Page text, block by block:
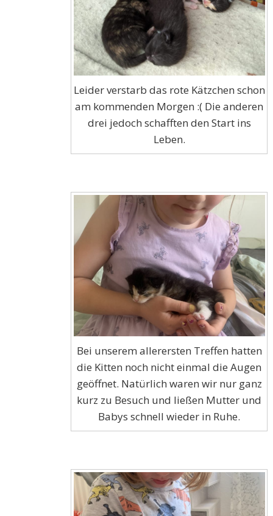
Leider verstarb das rote Kätzchen schon
am kommenden Morgen :( Die anderen
drei jedoch schafften den Start ins
Leben.
Bei unserem allerersten Treffen hatten
die Kitten noch nicht einmal die Augen
geöffnet. Natürlich waren wir nur ganz
kurz zu Besuch und ließen Mutter und
Babys schnell wieder in Ruhe.